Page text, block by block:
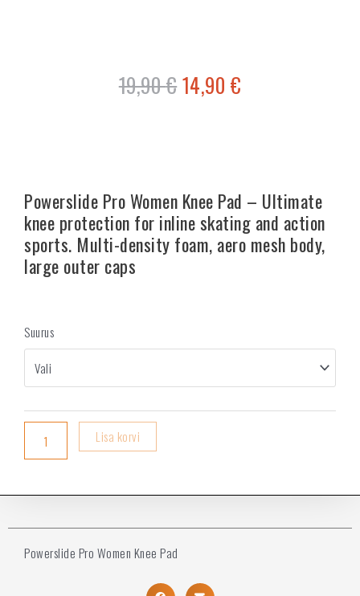
19,90€14,90 €
Powerslide Pro Women Knee Pad – Ultimate
knee protection for inline skating and action
sports. Multi-density foam, aero mesh body,
large outer caps
Suurus
Lisa korvi
Powerslide Pro Women Knee Pad